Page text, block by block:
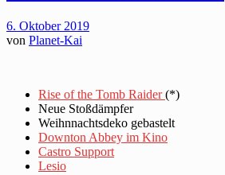
6. Oktober 2019
von Planet-Kai
Rise of the Tomb Raider(*)
Neue Stoßdämpfer
Weihnnachtsdeko gebastelt
Downton Abbey im Kino
Castro Support
Lesio